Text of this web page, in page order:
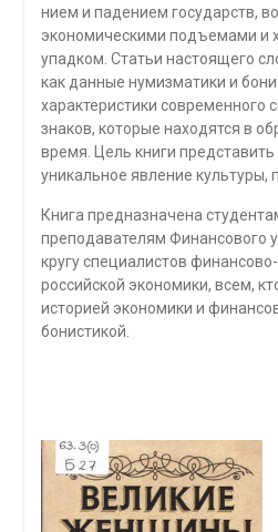
нием и падением государств,
экономическими подъемами и
упадком. Статьи настоящего
как данные нумизматики и
характеристики современ­ного
знаков, которые находятся в
время. Цель книги
уникальное явление культуры,
Книга предназначена
преподавателям Финан­сового
кругу специалистов
российской экономики, всем,
историей эконо­мики и
бонистикой.